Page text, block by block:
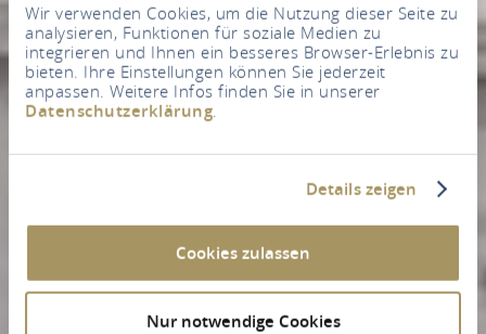
Wir verwenden Cookies, um die Nutzung dieser Seite zu
analysieren, Funktionen für soziale Medien zu
integrieren und Ihnen ein besseres Browser-Erlebnis zu
bieten. Ihre Einstellungen können Sie jederzeit
anpassen. Weitere Infos finden Sie in unserer
Datenschutzerklärung.
Details zeigen
Cookies zulassen
Nur notwendige Cookies